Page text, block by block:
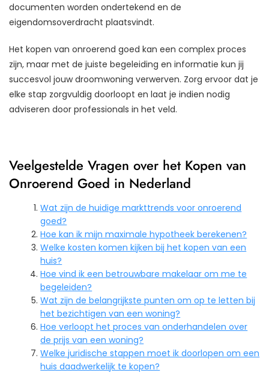
documenten worden ondertekend en de
eigendomsoverdracht plaatsvindt.
Het kopen van onroerend goed kan een complex proces
zijn, maar met de juiste begeleiding en informatie kun jij
succesvol jouw droomwoning verwerven. Zorg ervoor dat je
elke stap zorgvuldig doorloopt en laat je indien nodig
adviseren door professionals in het veld.
Veelgestelde Vragen over het Kopen van
Onroerend Goed in Nederland
Wat zijn de huidige markttrends voor onroerend
goed?
Hoe kan ik mijn maximale hypotheek berekenen?
Welke kosten komen kijken bij het kopen van een
huis?
Hoe vind ik een betrouwbare makelaar om me te
begeleiden?
Wat zijn de belangrijkste punten om op te letten bij
het bezichtigen van een woning?
Hoe verloopt het proces van onderhandelen over
de prijs van een woning?
Welke juridische stappen moet ik doorlopen om een
huis daadwerkelijk te kopen?